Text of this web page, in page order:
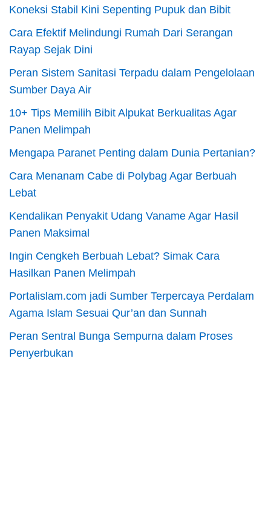
Koneksi Stabil Kini Sepenting Pupuk dan Bibit
Cara Efektif Melindungi Rumah Dari Serangan
Rayap Sejak Dini
Peran Sistem Sanitasi Terpadu dalam Pengelolaan
Sumber Daya Air
10+ Tips Memilih Bibit Alpukat Berkualitas Agar
Panen Melimpah
Mengapa Paranet Penting dalam Dunia Pertanian?
Cara Menanam Cabe di Polybag Agar Berbuah
Lebat
Kendalikan Penyakit Udang Vaname Agar Hasil
Panen Maksimal
Ingin Cengkeh Berbuah Lebat? Simak Cara
Hasilkan Panen Melimpah
Portalislam.com jadi Sumber Terpercaya Perdalam
Agama Islam Sesuai Qur’an dan Sunnah
Peran Sentral Bunga Sempurna dalam Proses
Penyerbukan